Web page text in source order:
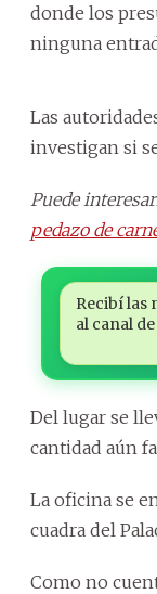
donde los
ninguna
Las
investigan si
Puede
pedazo de
Recibí las
al canal
Del lugar se
cantidad aún
La oficina se
cuadra del
Como no